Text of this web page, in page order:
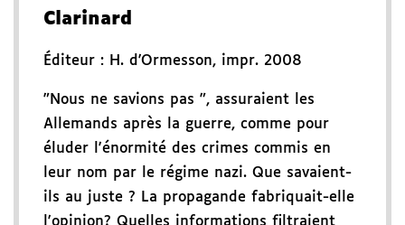
Clarinard
Éditeur : H. d'Ormesson, impr. 2008
"Nous ne savions pas ", assuraient les
Allemands après la guerre, comme pour
éluder l'énormité des crimes commis en
leur nom par le régime nazi. Que savaient-
ils au juste ? La propagande fabriquait-elle
l'opinion? Quelles informations filtraient